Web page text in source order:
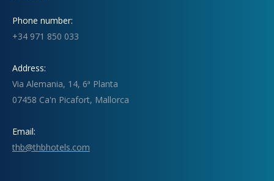
Phone number:
+34 971 850 033
Address:
Via Alemania, 14, 6ª Planta
07458 Ca'n Picafort, Mallorca
Email:
thb@thbhotels.com